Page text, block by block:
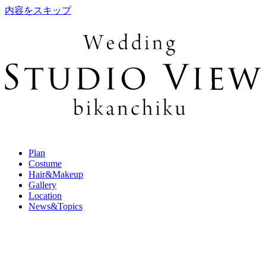
内容をスキップ
Plan
Costume
Hair&Makeup
Gallery
Location
News&Topics